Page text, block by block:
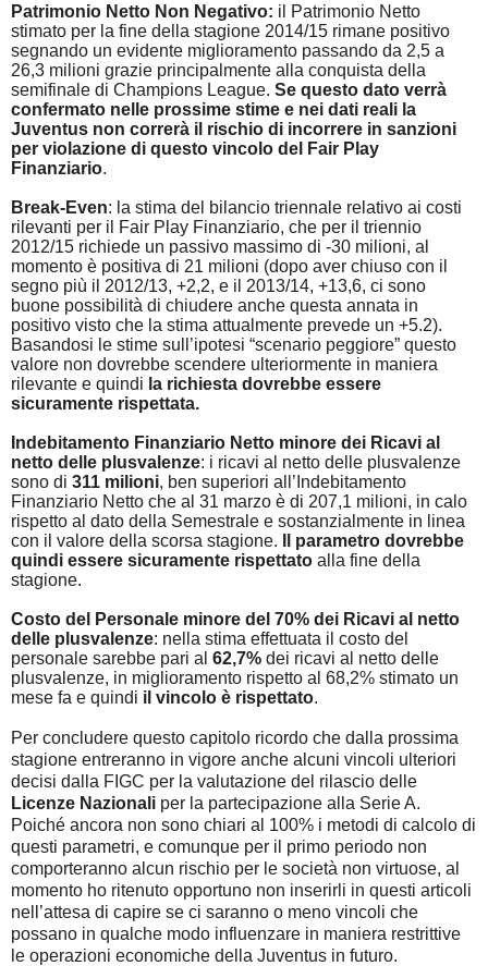
Patrimonio Netto Non Negativo: il Patrimonio Netto
stimato per la fine della stagione 2014/15 rimane positivo
segnando un evidente miglioramento passando da 2,5 a
26,3 milioni grazie principalmente alla conquista della
semifinale di Champions League. Se questo dato verrà
confermato nelle prossime stime e nei dati reali la
Juventus non correrà il rischio di incorrere in sanzioni
per violazione di questo vincolo del Fair Play
Finanziario.
Break-Even: la stima del bilancio triennale relativo ai costi
rilevanti per il Fair Play Finanziario, che per il triennio
2012/15 richiede un passivo massimo di -30 milioni, al
momento è positiva di 21 milioni (dopo aver chiuso con il
segno più il 2012/13, +2,2, e il 2013/14, +13,6, ci sono
buone possibilità di chiudere anche questa annata in
positivo visto che la stima attualmente prevede un +5.2).
Basandosi le stime sull’ipotesi “scenario peggiore” questo
valore non dovrebbe scendere ulteriormente in maniera
rilevante e quindi la richiesta dovrebbe essere
sicuramente rispettata.
Indebitamento Finanziario Netto minore dei Ricavi al
netto delle plusvalenze: i ricavi al netto delle plusvalenze
sono di 311 milioni, ben superiori all’Indebitamento
Finanziario Netto che al 31 marzo è di 207,1 milioni, in calo
rispetto al dato della Semestrale e sostanzialmente in linea
con il valore della scorsa stagione.
Il parametro dovrebbe
quindi essere sicuramente rispettato alla fine della
stagione.
Costo del Personale minore del 70% dei Ricavi al netto
delle plusvalenze: nella stima effettuata il costo del
personale sarebbe pari al 62,7% dei ricavi al netto delle
plusvalenze, in miglioramento rispetto al 68,2% stimato un
mese fa e quindi il vincolo è rispettato.
Per concludere questo capitolo ricordo che dalla prossima
stagione entreranno in vigore anche alcuni vincoli ulteriori
decisi dalla FIGC per la valutazione del rilascio delle
Licenze Nazionali per la partecipazione alla Serie A.
Poiché ancora non sono chiari al 100% i metodi di calcolo di
questi parametri, e comunque per il primo periodo non
comporteranno alcun rischio per le società non virtuose, al
momento ho ritenuto opportuno non inserirli in questi articoli
nell’attesa di capire se ci saranno o meno vincoli che
possano in qualche modo influenzare in maniera restrittive
le operazioni economiche della Juventus in futuro.